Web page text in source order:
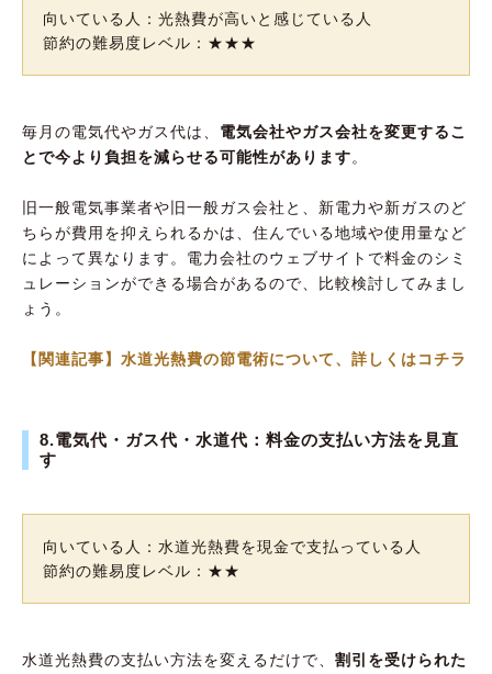
向いている人：光熱費が高いと感じている人
節約の難易度レベル：★★★
毎月の電気代やガス代は、 電気会社やガス会社を変更するこ
とで今より負担を減らせる可能性があります。
旧一般電気事業者や旧一般ガス会社と、新電力や新ガスのど
ちらが費用を抑えられるかは、住んでいる地域や使用量など
によって異なります。電力会社のウェブサイトで料金のシミ
ュレーションができる場合があるので、比較検討してみまし
ょう。
【関連記事】水道光熱費の節電術について、詳しくはコチラ
8.電気代・ガス代・水道代：料金の支払い方法を見直
す
向いている人：水道光熱費を現金で支払っている人
節約の難易度レベル：★★
水道光熱費の支払い方法を変えるだけで、 割引を受けられた